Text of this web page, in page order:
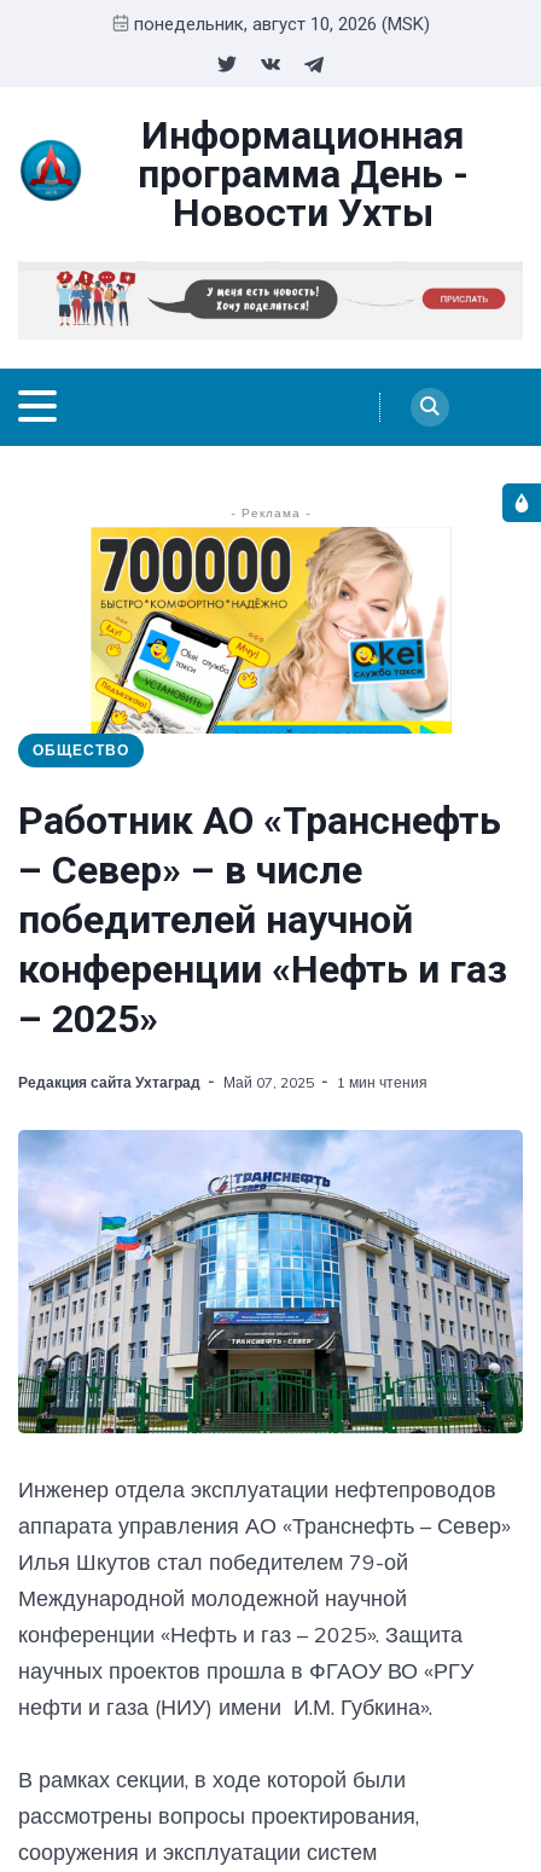
понедельник, август 10, 2026 (MSK)
Информационная
программа День -
Новости Ухты
- Реклама -
ОБЩЕСТВО
Работник АО «Транснефть
– Север» – в числе
победителей научной
конференции «Нефть и газ
– 2025»
Редакция сайта Ухтаград Май 07, 2025 1 мин чтения
Инженер отдела эксплуатации нефтепроводов
аппарата управления АО «Транснефть – Север»
Илья Шкутов стал победителем 79-ой
Международной молодежной научной
конференции «Нефть и газ – 2025». Защита
научных проектов прошла в ФГАОУ ВО «РГУ
нефти и газа (НИУ) имени И.М. Губкина».
В рамках секции, в ходе которой были
рассмотрены вопросы проектирования,
сооружения и эксплуатации систем